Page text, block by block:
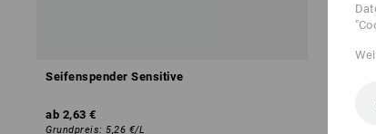
Seifenspender Sensitive
ab 2,63 €
Grundpreis:5,26 €/L